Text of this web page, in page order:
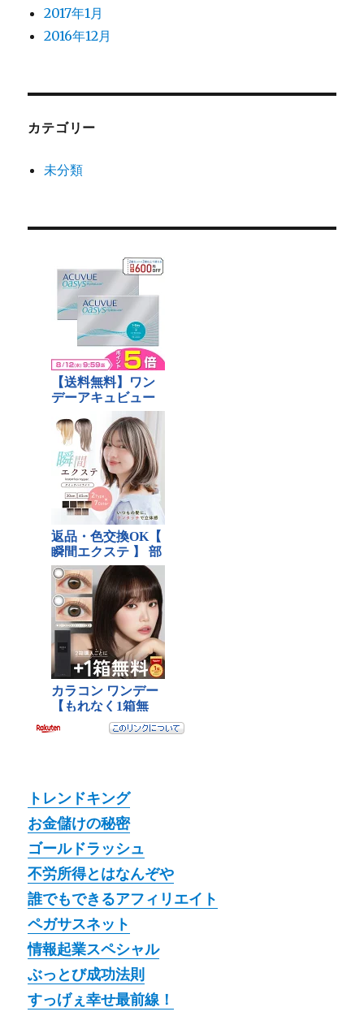
2017年1月
2016年12月
カテゴリー
未分類
トレンドキング
お金儲けの秘密
ゴールドラッシュ
不労所得とはなんぞや
誰でもできるアフィリエイト
ペガサスネット
情報起業スペシャル
ぶっとび成功法則
すっげぇ幸せ最前線！